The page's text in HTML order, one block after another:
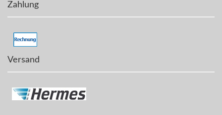
Zahlung
Versand